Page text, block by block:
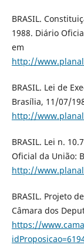
BRASIL.
1988. Diário
em
http://
BRASIL. Lei de
Brasília, 11/07/
http://
BRASIL. Lei n.
Oficial da União:
http://
BRASIL. Projeto
Câmara dos
https://